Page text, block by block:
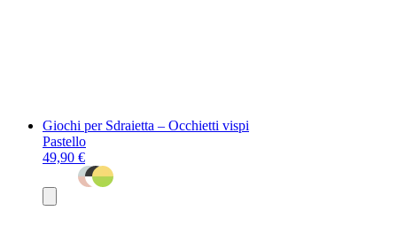
Giochi per Sdraietta – Occhietti vispi
Pastello
49,90 €
al